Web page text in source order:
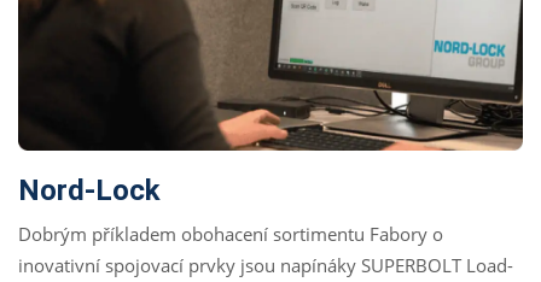
Nord-Lock
Dobrým příkladem obohacení sortimentu Fabory o
inovativní spojovací prvky jsou napínáky SUPERBOLT Load-